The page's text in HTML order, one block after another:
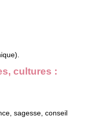
cultures :
sagesse, conseil